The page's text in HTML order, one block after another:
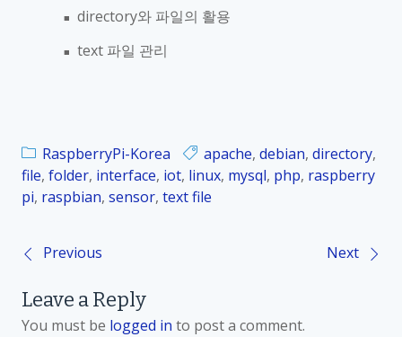
■ directory와 파일의 활용
■ text 파일 관리
RaspberryPi-Korea apache, debian, directory,
file, folder, interface, iot, linux, mysql, php, raspberry
pi, raspbian, sensor, text file
P
o
Previous Next
Leave a Reply
You must be logged in to post a comment.